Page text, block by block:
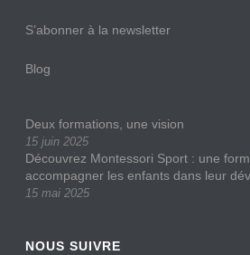
S’abonner à la newsletter
Blog
Deux formations, une vision
15 juin 2025
Découvrez Montessori Sport : une
accompagner les enfants dans leur
15 mai 2025
NOUS SUIVRE